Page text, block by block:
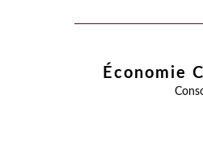
Économie